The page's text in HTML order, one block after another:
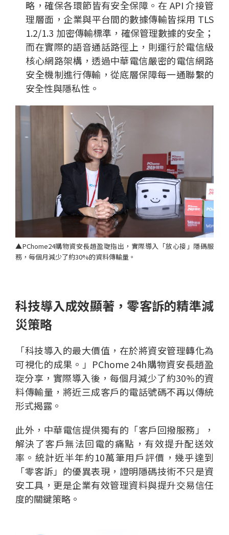
略，確保各環節皆有安全保障。在 API 介接管
理層面，企業與平台間的數據傳輸皆採用 TLS
1.2/1.3 加密傳輸標準，確保管理數據的安全；
而在實際的語音通話路徑上，則運行於電信級
核心網路架構，透過中華電信嚴密的電信網路
安全機制進行傳輸，從底層保障每一通聯繫的
安全性與隱私性。
▲PChome24購物資安長趙盈琁指出，實際導入「放心接」隱碼服
務，每個月減少了約30%的資料傳輸量。
科技導入成效顯著，零客訴的精準減
災策略
「科技導入的最大價值，在於將資安管理轉化為
可視化的成果。」PChome 24h購物資安長趙盈
琁分享，實際導入後，每個月減少了約30%的資
料傳輸量，將近三成客戶的電話號碼不再以傳統
形式揭露。
此外，中華電信提供獨有的「客戶回撥服務」，
解決了客戶無法回電的痛點，有效提升配送效
率。統計近半年約10萬筆用戶評價，幾乎達到
「零客訴」的優異表現，證明隱碼技術不只是資
安工具，更是企業有效管理資料與提升交易信任
度的關鍵策略。